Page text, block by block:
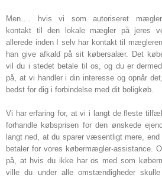
Men…. hvis vi som autoriseret
kontakt til den lokale mægler på jeres
allerede inden I selv har kontakt til
han give afkald på sit købersalær. Det
vil du i stedet betale til os, og du er
på, at vi handler i din interesse og opnår
bedst for dig i forbindelse med dit boligkøb.
Vi har erfaring for, at vi i langt de fleste
forhandle købsprisen for den ønskede
langt ned, at du sparer væsentligt mere, end
betaler for vores købermægler-assistance.
på, at hvis du ikke har os med som
ville du under alle omstændigheder